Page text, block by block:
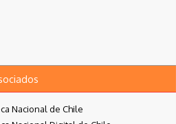
Nacional de Chile